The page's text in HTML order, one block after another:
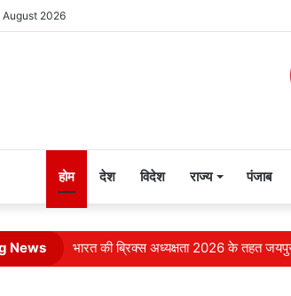
August 2026
होम देश विदेश राज्य पंजाब
News
भारत की ब्रिक्‍स अध्यक्षता 2026 के तहत